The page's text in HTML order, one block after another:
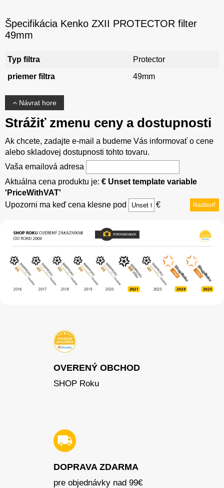
Špecifikácia Kenko ZXII PROTECTOR filter
49mm
Typ filtra
Protector
priemer filtra
49mm
Návrat hore
Strážiť zmenu ceny a dostupnosti
Ak chcete, zadajte e-mail a budeme Vás informovať o cene
alebo skladovej dostupnosti tohto tovaru.
Vaša emailová adresa
Aktuálna cena produktu je: € Unset template variable
'PriceWithVAT'
Upozorni ma keď cena klesne pod
€ Nastaviť
OVERENÝ OBCHOD
SHOP Roku
DOPRAVA ZDARMA
pre objednávky nad 99€